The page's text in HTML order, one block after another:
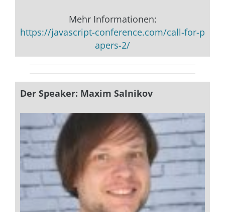
Mehr Informationen:
https://javascript-conference.com/call-for-p
apers-2/
Der Speaker: Maxim Salnikov